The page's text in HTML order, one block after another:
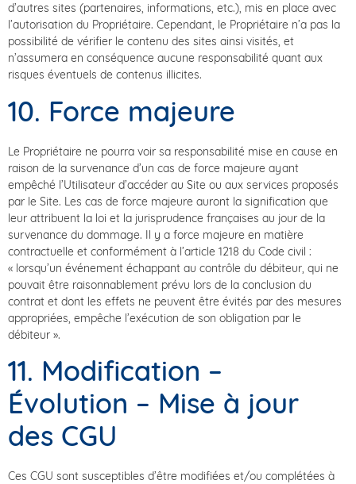
d’autres sites (partenaires, informations, etc.), mis en place avec
l’autorisation du Propriétaire. Cependant, le Propriétaire n’a pas la
possibilité de vérifier le contenu des sites ainsi visités, et
n’assumera en conséquence aucune responsabilité quant aux
risques éventuels de contenus illicites.
10. Force majeure
Le Propriétaire ne pourra voir sa responsabilité mise en cause en
raison de la survenance d’un cas de force majeure ayant
empêché l’Utilisateur d’accéder au Site ou aux services proposés
par le Site. Les cas de force majeure auront la signification que
leur attribuent la loi et la jurisprudence françaises au jour de la
survenance du dommage. Il y a force majeure en matière
contractuelle et conformément à l’article 1218 du Code civil :
« lorsqu’un événement échappant au contrôle du débiteur, qui ne
pouvait être raisonnablement prévu lors de la conclusion du
contrat et dont les effets ne peuvent être évités par des mesures
appropriées, empêche l’exécution de son obligation par le
débiteur ».
11. Modification –
Évolution – Mise à jour
des CGU
Ces CGU sont susceptibles d’être modifiées et/ou complétées à